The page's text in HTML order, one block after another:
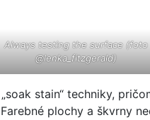
Always testing the surface (foto
@lenka_fitzgerald)
stain“ techniky,
plochy a škvrny